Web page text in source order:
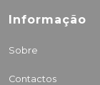
Informação
Sobre
Contactos